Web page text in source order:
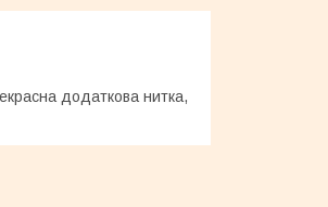
додаткова нитка,